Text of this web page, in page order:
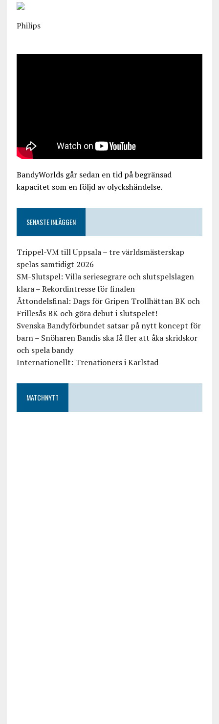
Philips
BandyWorlds går sedan en tid på begränsad
kapacitet som en följd av olyckshändelse.
SENASTE INLÄGGEN
Trippel-VM till Uppsala – tre världsmästerskap
spelas samtidigt 2026
SM-Slutspel: Villa seriesegrare och slutspelslagen
klara – Rekordintresse för finalen
Åttondelsfinal: Dags för Gripen Trollhättan BK och
Frillesås BK och göra debut i slutspelet!
Svenska Bandyförbundet satsar på nytt koncept för
barn – Snöharen Bandis ska få fler att åka skridskor
och spela bandy
Internationellt: Trenationers i Karlstad
MATCHNYTT